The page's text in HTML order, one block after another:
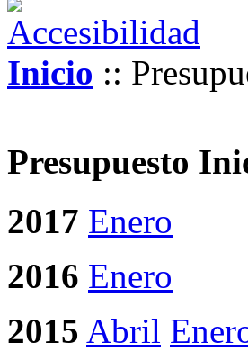
Inicio ::
Presupuesto
2017 Enero
2016 Enero
2015 Abril